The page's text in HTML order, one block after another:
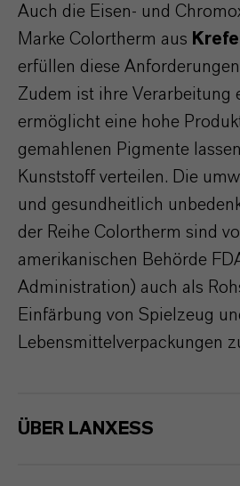
Auch die Eisen- und
Marke Colortherm aus
erfüllen diese
Zudem ist ihre Verarbeitung
ermöglicht eine hohe
gemahlenen Pigmente
Kunststoff verteilen. Die
und gesundheitlich
der Reihe Colortherm sind
amerikanischen Behörde
Administration) auch als
Einfärbung von Spielzeug
Lebensmittelverpackungen
ÜBER LANXESS